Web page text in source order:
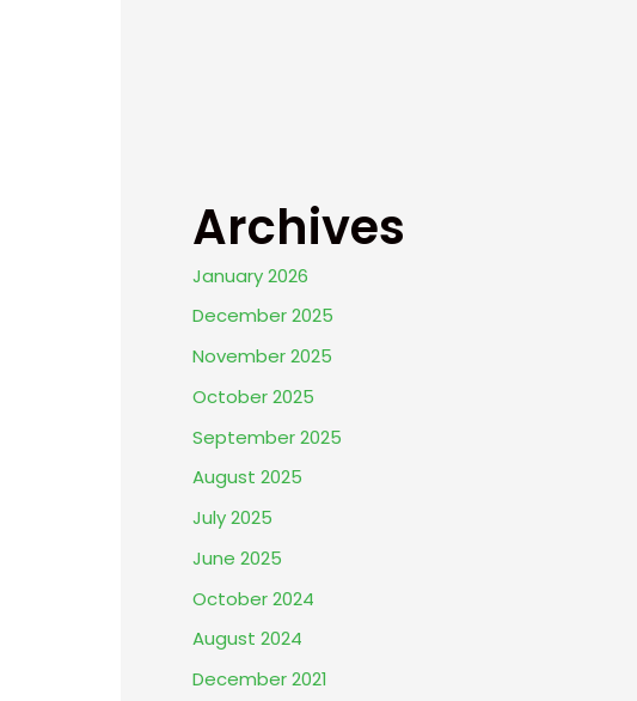
Archives
January 2026
December 2025
November 2025
October 2025
September 2025
August 2025
July 2025
June 2025
October 2024
August 2024
December 2021